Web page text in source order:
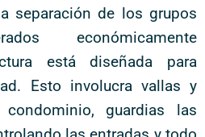
separación de los grupos
económicamente
está diseñada para
Esto involucra vallas y
guardias las